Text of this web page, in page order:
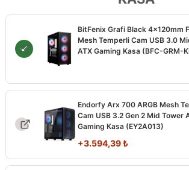
BitFenix Grafi Black 4x120mm
Mesh Temperli Cam USB 3.0
ATX Gaming Kasa (BFC-GRM-
Endorfy Arx 700 ARGB Mesh
Cam USB 3.2 Gen 2 Mid Tower
Gaming Kasa (EY2A013)
+3.594,39₺